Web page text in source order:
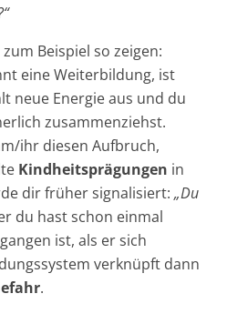
Beispiel so zeigen:
eine Weiterbildung, ist
neue Energie aus und du
zusammenziehst.
ihr diesen Aufbruch,
Kindheitsprägungen in
dir früher signalisiert: „Du
du hast schon einmal
ist, als er sich
verknüpft dann
.